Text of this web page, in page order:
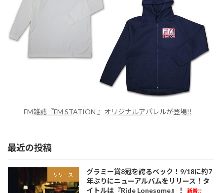
FM雑誌『FM STATION 』オリジナルアパレルが登場!!
最近の投稿
リリース
グラミー賞8冠を誇るベック！9/18に約7
年ぶりにニューアルバムをリリース！タ
イトルは『Ride Lonesome』！
新着!!